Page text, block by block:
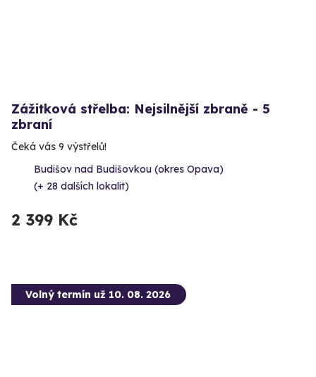
Zážitková střelba: Nejsilnější zbraně - 5
zbraní
Čeká vás 9 výstřelů!
Budišov nad Budišovkou (okres Opava)
(+ 28 dalších lokalit)
2 399 Kč
Volný termín už 10. 08. 2026